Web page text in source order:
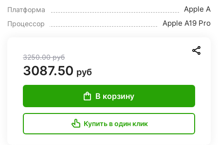
Платформа Apple A
Процессор Apple A19 Pro
3250.00руб
3087.50 руб
В корзину
Купить в один клик